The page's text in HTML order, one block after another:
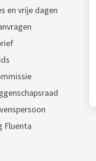
en vrije dagen
Fluenta